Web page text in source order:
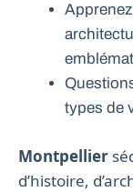
types de
Montpellier
d’histoire,